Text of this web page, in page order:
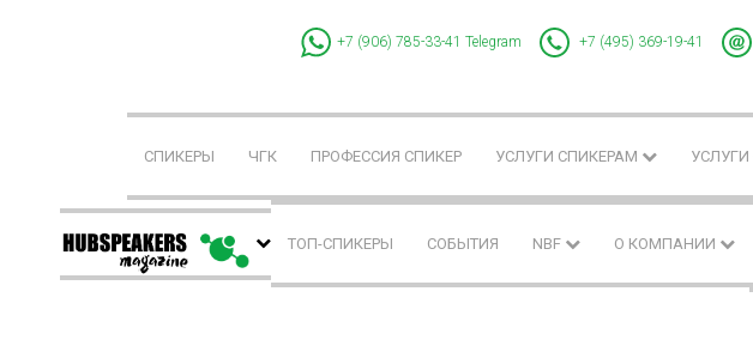
+7 (906) 785-33-41 Telegram +7 (495) 369-19-41
СПИКЕРЫ ЧГК ПРОФЕССИЯ СПИКЕР УСЛУГИ СПИКЕРАМ
ТОП-СПИКЕРЫ СОБЫТИЯ NBF О КОМПАНИИ